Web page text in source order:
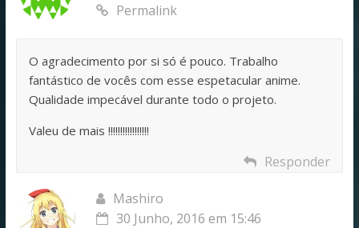
Permalink
O agradecimento por si só é pouco. Trabalho
fantástico de vocês com esse espetacular anime.
Qualidade impecável durante todo o projeto.
Valeu de mais !!!!!!!!!!!!!!!!!
Responder
Mashiro
30 Junho, 2016 em 15:46